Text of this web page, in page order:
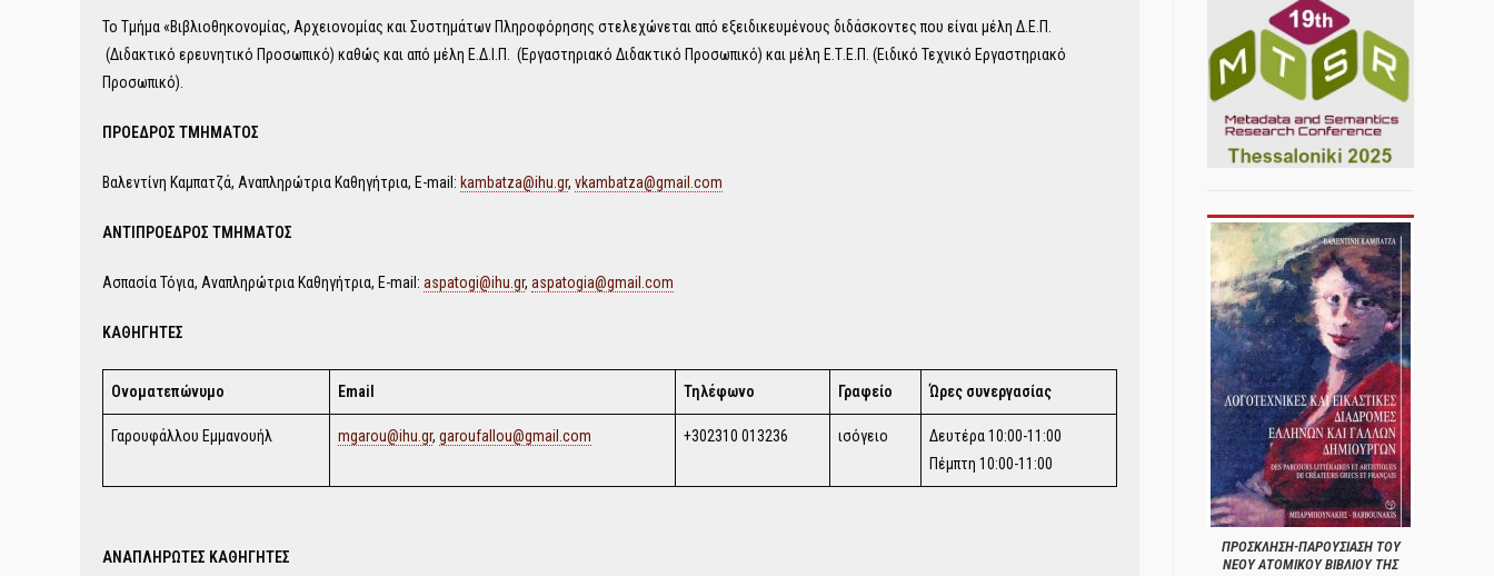
Το Τμήμα «Βιβλιοθηκονομίας, Αρχειονομίας και Συστημάτων Πληροφόρησης στελεχώνεται από εξειδικευμένους διδάσκοντες που είναι μέλη Δ.Ε.Π.
(Διδακτικό ερευνητικό Προσωπικό) καθώς και από μέλη Ε.Δ.Ι.Π. (Εργαστηριακό Διδακτικό Προσωπικό) και μέλη Ε.Τ.Ε.Π. (Ειδικό Τεχνικό Εργαστηριακό
Προσωπικό).
ΠΡΟΕΔΡΟΣ ΤΜΗΜΑΤΟΣ
Βαλεντίνη Καμπατζά, Αναπληρώτρια Καθηγήτρια, E-mail: kambatza@ihu.gr, vkambatza@gmail.com
ΑΝΤΙΠΡΟΕΔΡΟΣ ΤΜΗΜΑΤΟΣ
Ασπασία Τόγια, Αναπληρώτρια Καθηγήτρια, E-mail: aspatogi@ihu.gr, aspatogia@gmail.com
ΚΑΘΗΓΗΤΕΣ
Ονοματεπώνυμο Email Τηλέφωνο Γραφείο Ώρες συνεργασίας
Γαρουφάλλου Εμμανουήλ mgarou@ihu.gr, garoufallou@gmail.com +302310 013236 ισόγειο
Δευτέρα 10:00-11:00
Πέμπτη 10:00-11:00
ΑΝΑΠΛΗΡΩΤΕΣ ΚΑΘΗΓΗΤΕΣ
ΠΡΟΣΚΛΗΣΗ-ΠΑΡΟΥΣΙΑΣΗ ΤΟΥ
ΝΕΟΥ ΑΤΟΜΙΚΟΥ ΒΙΒΛΙΟΥ ΤΗΣ